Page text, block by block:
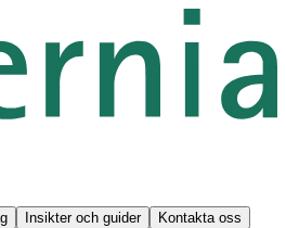
Insikter och guider Kontakta oss